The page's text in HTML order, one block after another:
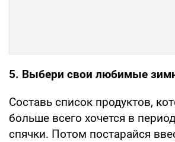
5. Выбери свои любимые
Составь список продуктов,
больше всего хочется в
спячки. Потом постарайся